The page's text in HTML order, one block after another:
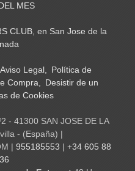
MES
CLUB, en San Jose de la
Aviso Legal
Política de
Compra
Desistir de un
de Cookies
- 41300 SAN JOSE DE LA
- (España) |
| 955185553 | +34 605 88